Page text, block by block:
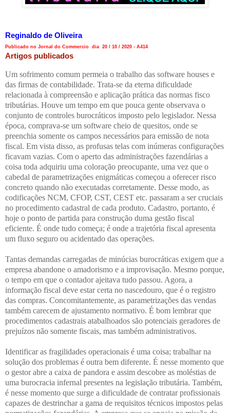
Reginaldo de Oliveira
Publicado no Jornal do Commercio dia 20 / 10 / 2020 - A414
Artigos publicados
Um sofrimento comum permeia o trabalho das software houses e
das firmas de contabilidade. Trata-se da eterna dificuldade
relacionada à compreensão e aplicação prática das normas fisco
tributárias. Houve um tempo em que pouca gente observava o
conjunto de controles burocráticos imposto pelo legislador. Nessa
época, comprava-se um software cheio de quesitos, onde se
preenchia somente os campos necessários para emissão de nota
fiscal. Em vista disso, as profusas telas com inúmeras configurações
ficavam vazias. Com o aperto das administrações fazendárias a
coisa toda adquiriu uma coloração preocupante, uma vez que o
cabedal de parametrizações enigmáticas começou a oferecer risco
concreto quando não executadas corretamente. Desse modo, as
codificações NCM, CFOP, CST, CEST etc. passaram a ser cruciais
no procedimento cadastral de cada produto. Cadastro, portanto, é
hoje o ponto de partida para construção duma gestão fiscal
eficiente. É onde tudo começa; é onde a trajetória fiscal apresenta
um fluxo seguro ou acidentado das operações.
Tantas demandas carregadas de minúcias burocráticas exigem que a
empresa abandone o amadorismo e a improvisação. Mesmo porque,
o tempo em que o contador ajeitava tudo passou. Agora, a
informação fiscal deve estar certa no nascedouro, que é o registro
das compras. Concomitantemente, as parametrizações das vendas
também carecem de ajustamento normativo. É bom lembrar que
procedimentos cadastrais atabalhoados são potenciais geradores de
prejuízos não somente fiscais, mas também administrativos.
Identificar as fragilidades operacionais é uma coisa; trabalhar na
solução dos problemas é outra bem diferente. É nesse momento que
o gestor abre a caixa de pandora e assim descobre as moléstias de
uma burocracia infernal presentes na legislação tributária. Também,
é nesse momento que surge a dificuldade de contratar profissionais
capazes de destrinchar a gama de requisitos técnicos impostos pelas